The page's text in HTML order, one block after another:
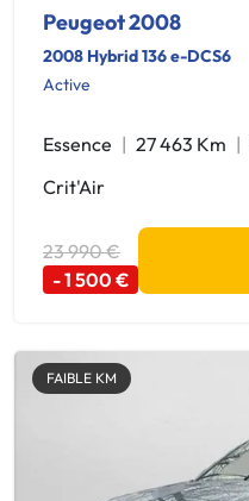
Peugeot 2008
2008 Hybrid 136 e-DCS6
Active
Essence 27 463 Km
Crit'Air
23 990 €
- 1 500 €
FAIBLE KM